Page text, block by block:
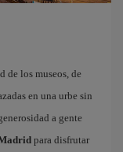
de los museos, de
en una urbe sin
a gente
para disfrutar